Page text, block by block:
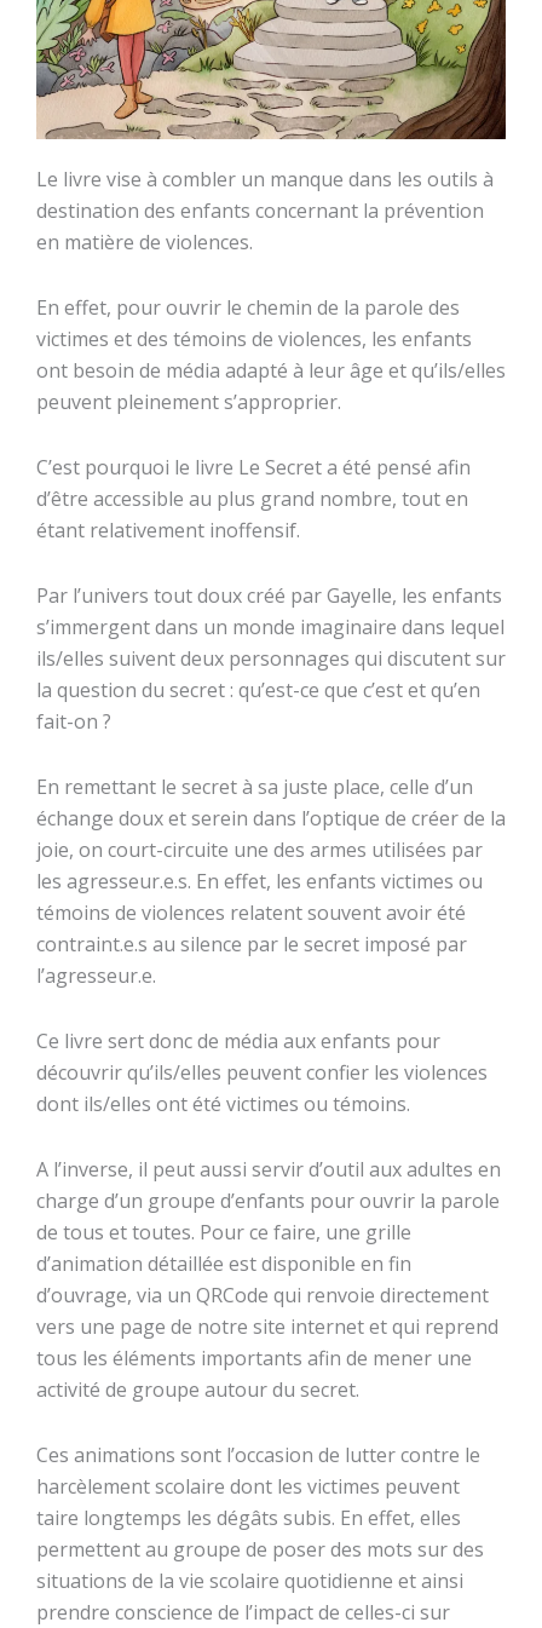
Le livre vise à combler un manque dans les outils à
destination des enfants concernant la prévention
en matière de violences.
En effet, pour ouvrir le chemin de la parole des
victimes et des témoins de violences, les enfants
ont besoin de média adapté à leur âge et qu’ils/elles
peuvent pleinement s’approprier.
C’est pourquoi le livre Le Secret a été pensé afin
d’être accessible au plus grand nombre, tout en
étant relativement inoffensif.
Par l’univers tout doux créé par Gayelle, les enfants
s’immergent dans un monde imaginaire dans lequel
ils/elles suivent deux personnages qui discutent sur
la question du secret : qu’est-ce que c’est et qu’en
fait-on ?
En remettant le secret à sa juste place, celle d’un
échange doux et serein dans l’optique de créer de la
joie, on court-circuite une des armes utilisées par
les agresseur.e.s. En effet, les enfants victimes ou
témoins de violences relatent souvent avoir été
contraint.e.s au silence par le secret imposé par
l’agresseur.e.
Ce livre sert donc de média aux enfants pour
découvrir qu’ils/elles peuvent confier les violences
dont ils/elles ont été victimes ou témoins.
A l’inverse, il peut aussi servir d’outil aux adultes en
charge d’un groupe d’enfants pour ouvrir la parole
de tous et toutes. Pour ce faire, une grille
d’animation détaillée est disponible en fin
d’ouvrage, via un QRCode qui renvoie directement
vers une page de notre site internet et qui reprend
tous les éléments importants afin de mener une
activité de groupe autour du secret.
Ces animations sont l’occasion de lutter contre le
harcèlement scolaire dont les victimes peuvent
taire longtemps les dégâts subis. En effet, elles
permettent au groupe de poser des mots sur des
situations de la vie scolaire quotidienne et ainsi
prendre conscience de l’impact de celles-ci sur